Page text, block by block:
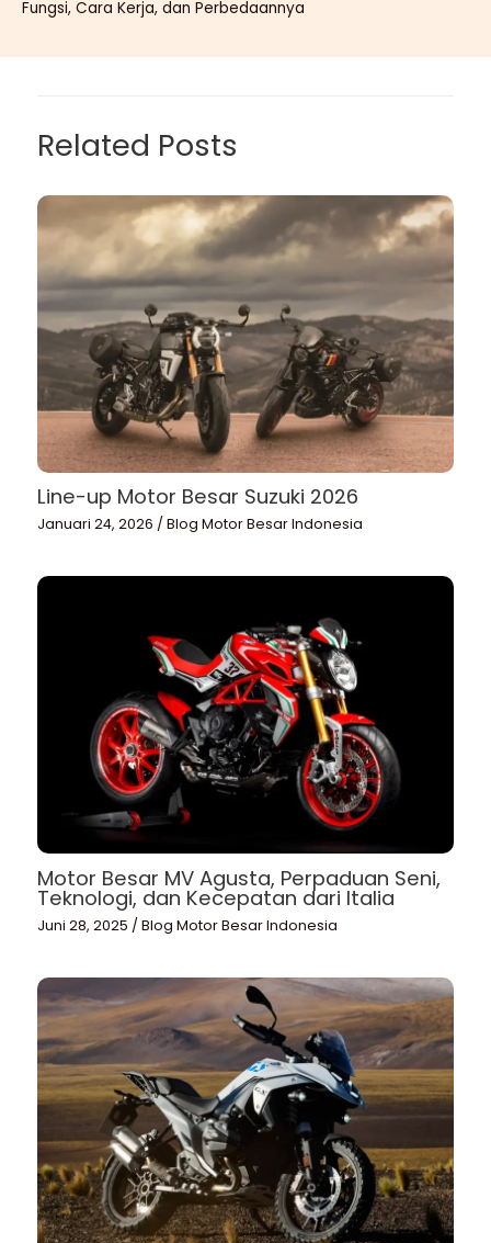
Fungsi, Cara Kerja, dan Perbedaannya
Related Posts
Line-up Motor Besar Suzuki 2026
Januari 24, 2026 /Blog Motor Besar Indonesia
Motor Besar MV Agusta, Perpaduan Seni,
Teknologi, dan Kecepatan dari Italia
Juni 28, 2025 /Blog Motor Besar Indonesia